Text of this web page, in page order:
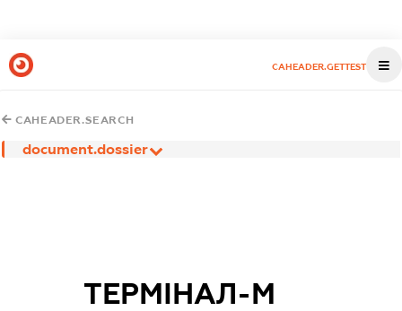
CAHEADER.GETTEST
CAHEADER.SEARCH
document.dossier
ТЕРМІНАЛ-М